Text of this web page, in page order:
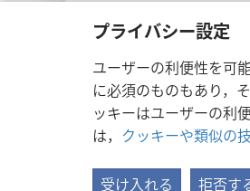
プライバシー設定
ユーザーの利便性を可
に必須のものもあり，
ッキーはユーザーの利
は， クッキーや類似の
受け入れる 拒否す